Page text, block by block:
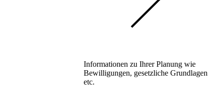
Informationen zu Ihrer Planung wie
Bewilligungen, gesetzliche Grundlagen
etc.